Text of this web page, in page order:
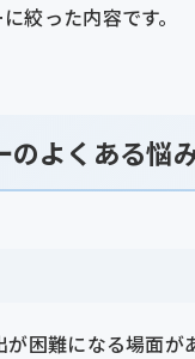
絞った内容です。
よくある悩
困難になる場面が